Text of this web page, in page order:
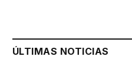
ÚLTIMAS NOTICIAS